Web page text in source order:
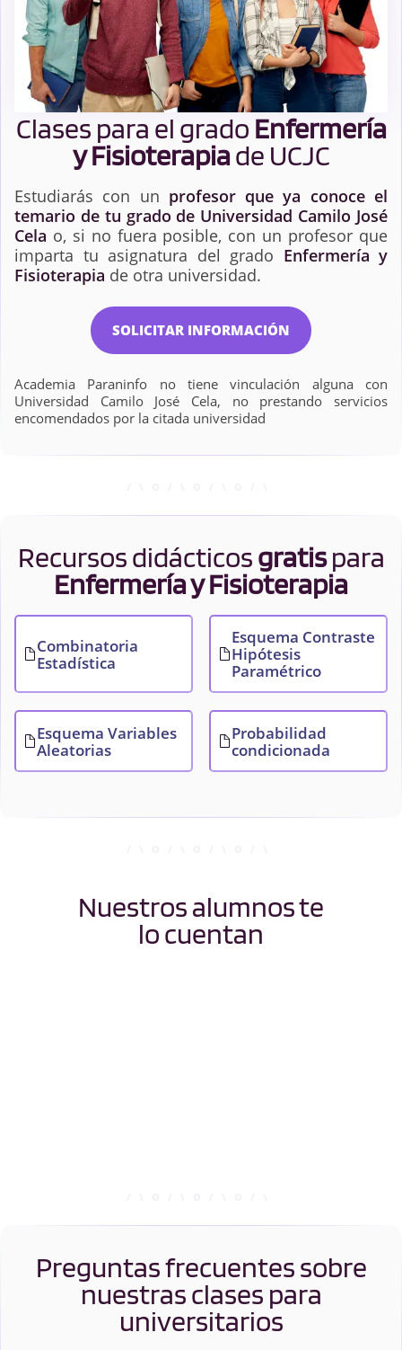
Clases para el grado Enfermería
y Fisioterapiade UCJC
Estudiarás con un profesor que ya conoce el
temario de tu grado de Universidad Camilo José
Cela o, si no fuera posible, con un profesor que
imparta tu asignatura del grado Enfermería y
Fisioterapia de otra universidad.
SOLICITAR INFORMACIÓN
Academia Paraninfo no tiene vinculación alguna con
Universidad Camilo José Cela, no prestando servicios
encomendados por la citada universidad
Recursos didácticosgratispara
Enfermería y Fisioterapia
Combinatoria
Estadística
Esquema Contraste
Hipótesis
Paramétrico
Esquema Variables
Aleatorias
Probabilidad
condicionada
Nuestros alumnos te
lo cuentan
Preguntas frecuentes sobre
nuestras clases para
universitarios